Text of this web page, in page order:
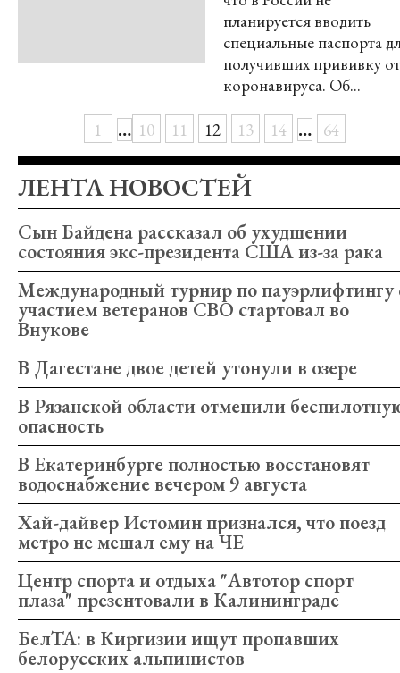
планируется вводить
специальные паспорта
получивших прививку от
коронавируса. Об...
1
… 10 11 12 13 14 … 64
ЛЕНТА НОВОСТЕЙ
Сын Байдена рассказал об ухудшении
состояния экс-президента США из-за рака
Международный турнир по пауэрлифтингу
участием ветеранов СВО стартовал во
Внукове
В Дагестане двое детей утонули в озере
В Рязанской области отменили
опасность
В Екатеринбурге полностью восстановят
водоснабжение вечером 9 августа
Хай-дайвер Истомин признался, что поезд
метро не мешал ему на ЧЕ
Центр спорта и отдыха "Автотор спорт
плаза" презентовали в Калининграде
БелТА: в Киргизии ищут пропавших
белорусских альпинистов